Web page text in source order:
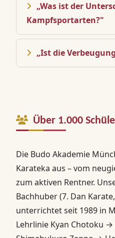
„Was ist der
Kampfsportarten?"
„Ist die
Über 1.000
Die Budo Akademie
Karateka aus – vom
zum aktiven Rentner.
Bachhuber (7. Dan
unterrichtet seit 1989 in
Lehrlinie Kyan Chotoku